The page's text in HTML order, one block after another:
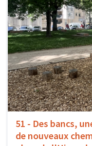
51 - Des bancs,
de nouveaux